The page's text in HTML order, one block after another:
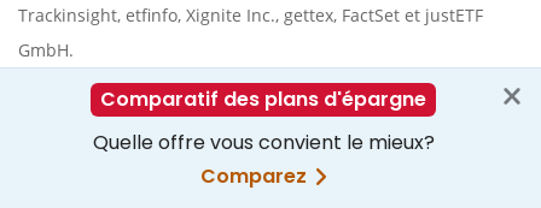
Trackinsight, etfinfo, Xignite Inc., gettex, FactSet et justETF
GmbH.
Les cotations sont des cotations en temps réel (gettex), des
cotations boursières retardées de 15 minutes ou des VNI
(quotidiennes publiées par le fournisseur du fonds). Par